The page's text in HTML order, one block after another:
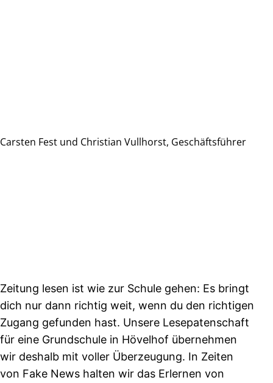
Carsten Fest und Christian Vullhorst, Geschäftsführer
Zeitung lesen ist wie zur Schule gehen: Es bringt
dich nur dann richtig weit, wenn du den richtigen
Zugang gefunden hast. Unsere Lesepatenschaft
für eine Grundschule in Hövelhof übernehmen
wir deshalb mit voller Überzeugung. In Zeiten
von Fake News halten wir das Erlernen von